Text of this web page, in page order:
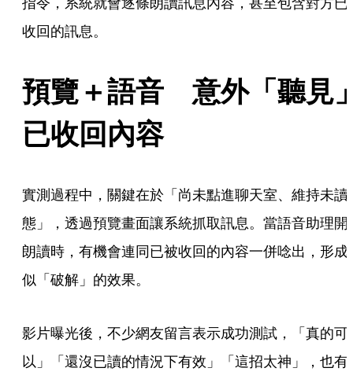
收回的訊息。
預覽＋語音　意外「聽見
已收回內容
實測過程中，關鍵在於「尚未點進聊天室、維持未讀
態」，透過預覽畫面讓系統抓取訊息。當語音助理開
朗讀時，有機會連同已被收回的內容一併唸出，形成
似「破解」的效果。
影片曝光後，不少網友留言表示成功測試，「真的可
以」「還沒已讀的情況下有效」「這招太神」，也有